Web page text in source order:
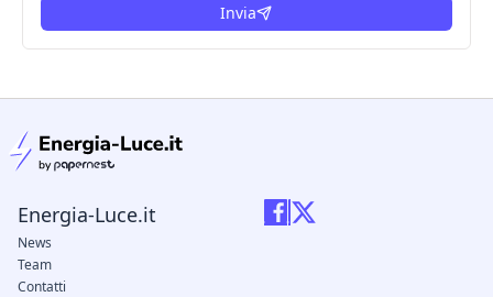
Invia
Energia-Luce.it
News
Team
Contatti